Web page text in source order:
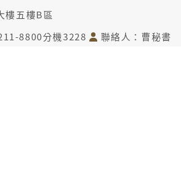
樓五樓B區
8800分機3228
聯絡人：曹秘書